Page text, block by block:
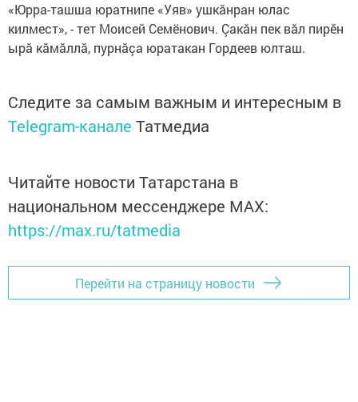
«Юрра-ташша юратнипе «Уяв» ушкăнран юлас
килмест», - тет Моисей Семёнович. Çакăн пек вăл пирӗн
ырă кăмăллă, пурнăçа юратакан Гордеев юлташ.
Следите за самым важным и интересным в
Telegram-канале Татмедиа
Читайте новости Татарстана в
национальном мессенджере MАХ:
https://max.ru/tatmedia
Перейти на страницу новости